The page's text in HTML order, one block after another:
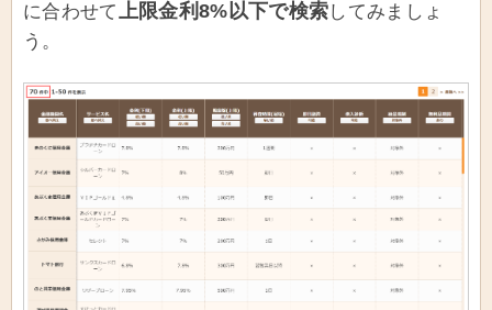
に合わせて
上限金利8%以下で検索してみましょ
う。